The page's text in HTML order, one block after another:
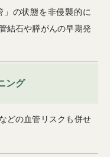
の状態を非侵襲的に
結石や膵がんの早期発
ング
どの血管リスクも併せ